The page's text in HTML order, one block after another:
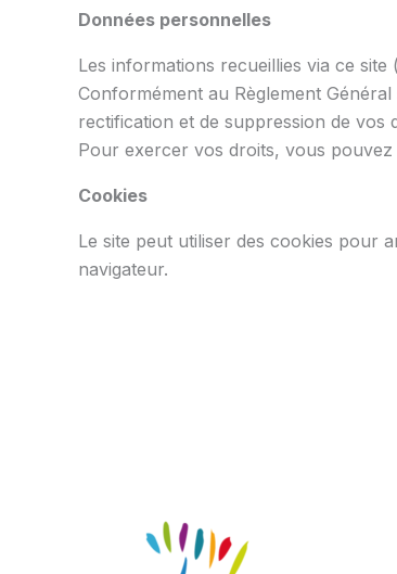
Données personnelles
Les informations recueillies via ce
Conformément au Règlement
rectification et de suppression de vos
Pour exercer vos droits, vous pouvez
Cookies
Le site peut utiliser des cookies pour
navigateur.